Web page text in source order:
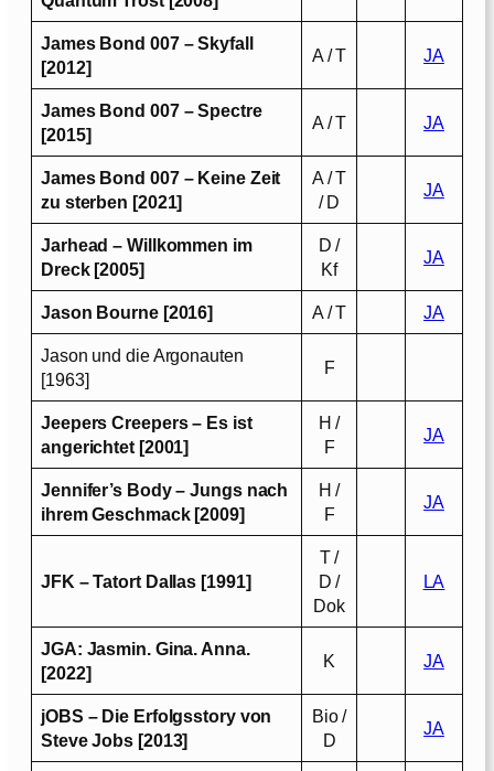
James Bond 007 – Skyfall
[2012]
A / T JA
James Bond 007 – Spectre
[2015]
A / T JA
James Bond 007 – Keine Zeit
zu sterben [2021]
A / T
/ D
JA
Jarhead – Willkommen im
Dreck [2005]
D /
Kf
JA
Jason Bourne [2016] A / T JA
Jason und die Argonauten
[1963]
F
Jeepers Creepers – Es ist
angerichtet [2001]
H /
F
JA
Jennifer’s Body – Jungs nach
ihrem Geschmack [2009]
H /
F
JA
JFK – Tatort Dallas [1991]
T /
D /
Dok
LA
JGA: Jasmin. Gina. Anna.
[2022]
K JA
jOBS – Die Erfolgsstory von
Steve Jobs [2013]
Bio /
D
JA